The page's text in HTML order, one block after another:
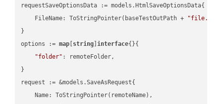
requestSaveOptionsData := models.HtmlSaveOptionsData{
    FileName: ToStringPointer(baseTestOutPath +
"file.PDF"
}
options := map string ]interface{}{
"folder" : remoteFolder,
}
request := &models.SaveAsRequest{
    Name: ToStringPointer(remoteName),